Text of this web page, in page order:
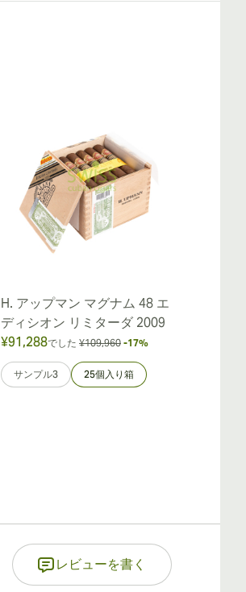
H. アップマン マグナム 48 エ
ディシオン リミターダ 2009
¥91,288でした ¥109,960 -17%
サンプル3 25個入り箱
レビューを書く